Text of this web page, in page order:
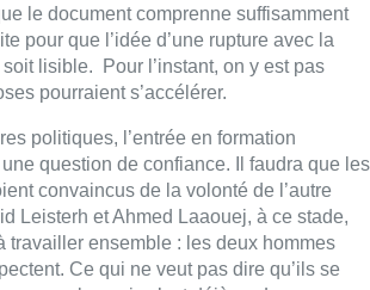
le document comprenne suffisamment
pour que l’idée d’une rupture avec la
lisible. Pour l’instant, on y est pas
pourraient s’accélérer.
politiques, l’entrée en formation
question de confiance. Il faudra que les
convaincus de la volonté de l’autre
Leisterh et Ahmed Laaouej, à ce stade,
travailler ensemble : les deux hommes
Ce qui ne veut pas dire qu’ils se